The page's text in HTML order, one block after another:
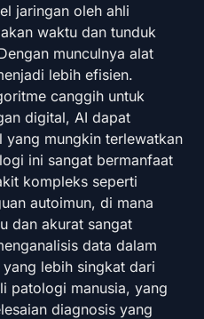
jaringan oleh ahli
waktu dan tunduk
munculnya alat
lebih efisien.
canggih untuk
digital, AI dapat
yang mungkin terlewatkan
ini sangat bermanfaat
kompleks seperti
autoimun, di mana
dan akurat sangat
data dalam
lebih singkat dari
patologi manusia, yang
diagnosis yang